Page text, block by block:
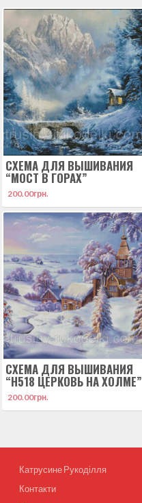
СХЕМА ДЛЯ ВЫШИВАНИЯ
“МОСТ В ГОРАХ”
200.00грн.
СХЕМА ДЛЯ ВЫШИВАНИЯ
“Н518 ЦЕРКОВЬ НА ХОЛМЕ”
200.00грн.
Катрусине Рукоділля
Контакти